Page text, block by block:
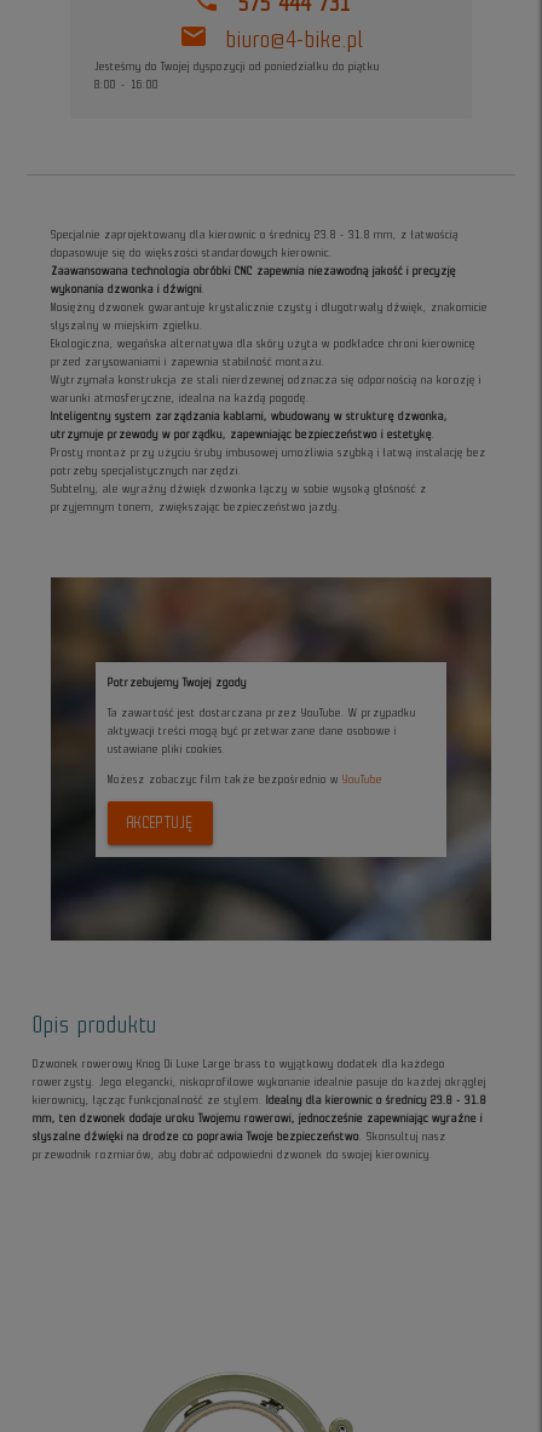
mail biuro@4-bike.pl
Jesteśmy do Twojej dyspozycji od poniedziałku do piątku
8:00 - 16:00
Specjalnie zaprojektowany dla kierownic o średnicy 23.8 - 31.8 mm, z łatwością
dopasowuje się do większości standardowych kierownic.
Zaawansowana technologia obróbki CNC zapewnia niezawodną jakość i precyzję
wykonania dzwonka i dźwigni.
Mosiężny dzwonek gwarantuje krystalicznie czysty i długotrwały dźwięk, znakomicie
słyszalny w miejskim zgiełku.
Ekologiczna, wegańska alternatywa dla skóry użyta w podkładce chroni kierownicę
przed zarysowaniami i zapewnia stabilność montażu.
Wytrzymała konstrukcja ze stali nierdzewnej odznacza się odpornością na korozję i
warunki atmosferyczne, idealna na każdą pogodę.
Inteligentny system zarządzania kablami, wbudowany w strukturę dzwonka,
utrzymuje przewody w porządku, zapewniając bezpieczeństwo i estetykę.
Prosty montaż przy użyciu śruby imbusowej umożliwia szybką i łatwą instalację bez
potrzeby specjalistycznych narzędzi.
Subtelny, ale wyraźny dźwięk dzwonka łączy w sobie wysoką głośność z
przyjemnym tonem, zwiększając bezpieczeństwo jazdy.
Potrzebujemy Twojej zgody
Ta zawartość jest dostarczana przez YouTube. W przypadku
aktywacji treści mogą być przetwarzane dane osobowe i
ustawiane pliki cookies.
Możesz zobaczyc film także bezpośrednio w YouTube
AKCEPTUJĘ
Opis produktu
Dzwonek rowerowy Knog Oi Luxe Large brass to wyjątkowy dodatek dla każdego
rowerzysty. Jego elegancki, niskoprofilowe wykonanie idealnie pasuje do każdej okrągłej
kierownicy, łącząc funkcjonalność ze stylem.
Idealny dla kierownic o średnicy 23.8 - 31.8
mm, ten dzwonek dodaje uroku Twojemu rowerowi, jednocześnie zapewniając wyraźne i
słyszalne dźwięki na drodze co poprawia Twoje bezpieczeństwo. Skonsultuj nasz
przewodnik rozmiarów, aby dobrać odpowiedni dzwonek do swojej kierownicy.